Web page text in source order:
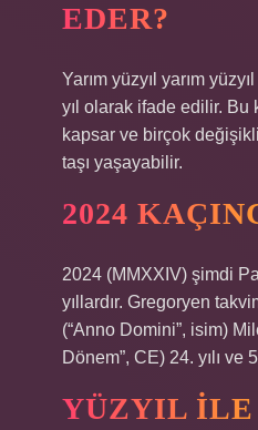
EDER?
Yarım yüzyıl yarım
yıl olarak ifade edilir. Bu
kapsar ve birçok
taşı yaşayabilir.
2024
2024 (MMXXIV) şimdi
yıllardır. Gregoryen
(“Anno Domini”, isim)
Dönem”, CE) 24. yılı ve
YÜZYIL ILE